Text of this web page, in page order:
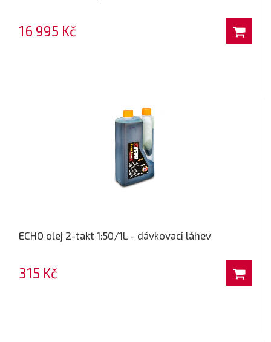
16 995 Kč
ECHO olej 2-takt 1:50/1L - dávkovací láhev
315 Kč